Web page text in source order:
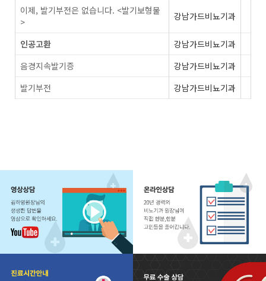
이제, 발기부전은 없습니다. <발기보형물
>
강남가드비뇨기과
인공고환
강남가드비뇨기과
음경지속발기증
강남가드비뇨기과
발기부전
강남가드비뇨기과